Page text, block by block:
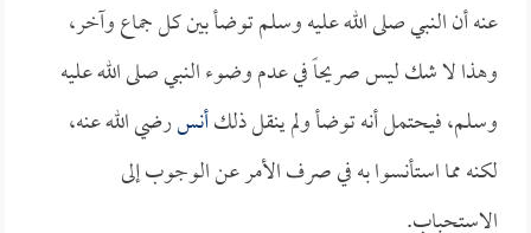
عنه أن النبي صلى الله عليه وسلم توضأ بين كل جماع وآخر،
وهذا لا شك ليس صريحاً في عدم وضوء النبي صلى الله عليه
وسلم، فيحتمل أنه توضأ ولم ينقل ذلكأنسرضي الله عنه،
لكنه مما استأنسوا به في صرف الأمر عن الوجوب إلى
الاستحباب.